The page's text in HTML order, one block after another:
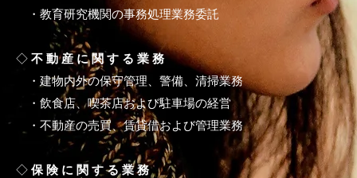
・教育研究機関の事務処理業務委託
◇ 不 動 産 に 関 す る 業 務
・建物内外の保守管理、警備、清掃業務
・飲食店、喫茶店および駐車場の経営
・不動産の売買、賃貸借および管理業務
◇ 保 険 に 関 す る 業 務